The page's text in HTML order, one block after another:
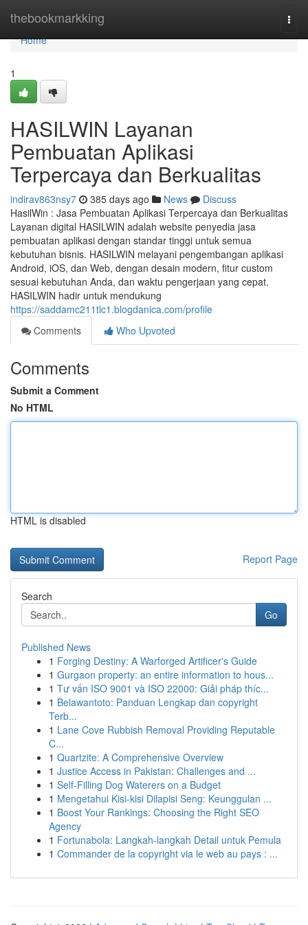
thebookmarkking
Home
Home
1
HASILWIN Layanan
Pembuatan Aplikasi
Terpercaya dan Berkualitas
indirav863nsy7 385 days ago News
Discuss
HasilWin : Jasa Pembuatan Aplikasi Terpercaya dan Berkualitas
Layanan digital HASILWIN adalah website penyedia jasa
pembuatan aplikasi dengan standar tinggi untuk semua
kebutuhan bisnis. HASILWIN melayani pengembangan aplikasi
Android, iOS, dan Web, dengan desain modern, fitur custom
sesuai kebutuhan Anda, dan waktu pengerjaan yang cepat.
HASILWIN hadir untuk mendukung
https://saddamc211tlc1.blogdanica.com/profile
Comments
Who Upvoted
Comments
Submit a Comment
No HTML
HTML is disabled
Report Page
Search
Go
Published News
1 Forging Destiny: A Warforged Artificer's Guide
1 Gurgaon property: an entire information to hous...
1 Tư vấn ISO 9001 và ISO 22000: Giải pháp thíc...
1 Belawantoto: Panduan Lengkap dan copyright
Terb...
1 Lane Cove Rubbish Removal Providing Reputable
C...
1 Quartzite: A Comprehensive Overview
1 Justice Access in Pakistan: Challenges and ...
1 Self-Filling Dog Waterers on a Budget
1 Mengetahui Kisi-kisi Dilapisi Seng: Keunggulan ...
1 Boost Your Rankings: Choosing the Right SEO
Agency
1 Fortunabola: Langkah-langkah Detail untuk Pemula
1 Commander de la copyright via le web au pays : ...